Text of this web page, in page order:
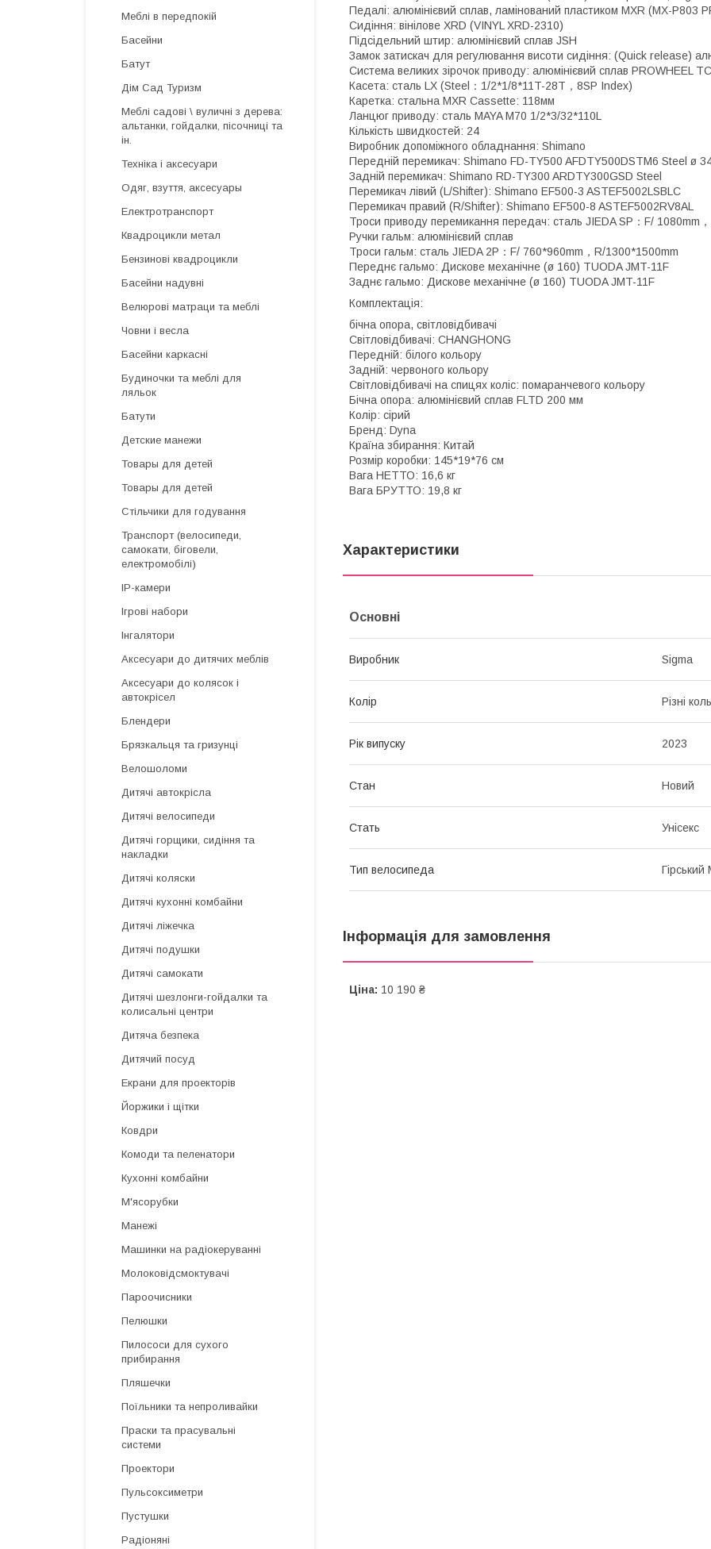
Педалі: алюмінієвий сплав, ламінований пластиком MXR (MX-P803
Сидіння: вінілове XRD (VINYL XRD-2310)
Підсідельний штир: алюмінієвий сплав JSH
Замок затискач для регулювання висоти сидіння: (Quick release)
Система великих зірочок приводу: алюмінієвий сплав
Касета: сталь LX (Steel：1/2*1/8*11T-28T，8SP Index)
Каретка: стальна MXR Cassette: 118мм
Ланцюг приводу: сталь MAYA M70 1/2*3/32*110L
Кількість швидкостей: 24
Виробник допоміжного обладнання: Shimano
Передній перемикач: Shimano FD-TY500 AFDTY500DSTM6 Steel ø
Задній перемикач: Shimano RD-TY300 ARDTY300GSD Steel
Перемикач лівий (L/Shifter): Shimano EF500-3 ASTEF5002LSBLC
Перемикач правий (R/Shifter): Shimano EF500-8 ASTEF5002RV8AL
Троси приводу перемикання передач: сталь JIEDA SP：F/ 1080mm
Ручки гальм: алюмінієвий сплав
Троси гальм: сталь JIEDA 2P：F/ 760*960mm，R/1300*1500mm
Переднє гальмо: Дискове механічне (ø 160) TUODA JMT-11F
Заднє гальмо: Дискове механічне (ø 160) TUODA JMT-11F
Комплектація:
бічна опора, світловідбивачі
Світловідбивачі: CHANGHONG
Передній: білого кольору
Задній: червоного кольору
Світловідбивачі на спицях коліс: помаранчевого кольору
Бічна опора: алюмінієвий сплав FLTD 200 мм
Колір: сірий
Бренд: Dyna
Країна збирання: Китай
Розмір коробки: 145*19*76 см
Вага НЕТТО: 16,6 кг
Вага БРУТТО: 19,8 кг
Характеристики
Основні
Виробник Sigma
Колір Різні
Рік випуску 2023
Стан Новий
Стать Унісекс
Тип велосипеда Гірський
Інформація для замовлення
Ціна: 10 190 ₴
Меблі в передпокій
Басейни
Батут
Дім Сад Туризм
Меблі садові \ вуличні з дерева:
альтанки, гойдалки, пісочниці та
ін.
Техніка і аксесуари
Одяг, взуття, аксесуары
Електротранспорт
Квадроцикли метал
Бензинові квадроцикли
Басейни надувні
Велюрові матраци та меблі
Човни і весла
Басейни каркасні
Будиночки та меблі для
ляльок
Батути
Детские манежи
Товары для детей
Товары для детей
Стільчики для годування
Транспорт (велосипеди,
самокати, біговели,
електромобілі)
IP-камери
Ігрові набори
Інгалятори
Аксесуари до дитячих меблів
Аксесуари до колясок і
автокрісел
Блендери
Брязкальця та гризунці
Велошоломи
Дитячі автокрісла
Дитячі велосипеди
Дитячі горщики, сидіння та
накладки
Дитячі коляски
Дитячі кухонні комбайни
Дитячі ліжечка
Дитячі подушки
Дитячі самокати
Дитячі шезлонги-гойдалки та
колисальні центри
Дитяча безпека
Дитячий посуд
Екрани для проекторів
Йоржики і щітки
Ковдри
Комоди та пеленатори
Кухонні комбайни
М'ясорубки
Манежі
Машинки на радіокеруванні
Молоковідсмоктувачі
Пароочисники
Пелюшки
Пилососи для сухого
прибирання
Пляшечки
Поїльники та непроливайки
Праски та прасувальні
системи
Проектори
Пульсоксиметри
Пустушки
Радіоняні